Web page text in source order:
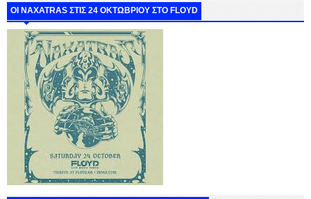
ΟΙ NAXATRAS ΣΤΙΣ 24 ΟΚΤΩΒΡΙΟΥ ΣΤΟ FLOYD